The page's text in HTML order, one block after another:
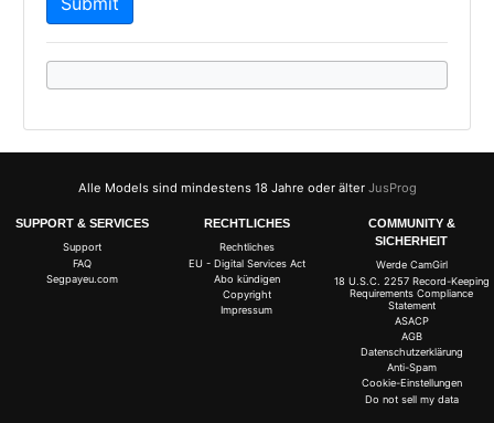
Alle Models sind mindestens 18 Jahre oder älter JusProg
SUPPORT & SERVICES
Support
FAQ
Segpayeu.com
RECHTLICHES
Rechtliches
EU - Digital Services Act
Abo kündigen
Copyright
Impressum
COMMUNITY &
SICHERHEIT
Werde CamGirl
18 U.S.C. 2257 Record-Keeping
Requirements Compliance
Statement
ASACP
AGB
Datenschutzerklärung
Anti-Spam
Cookie-Einstellungen
Do not sell my data